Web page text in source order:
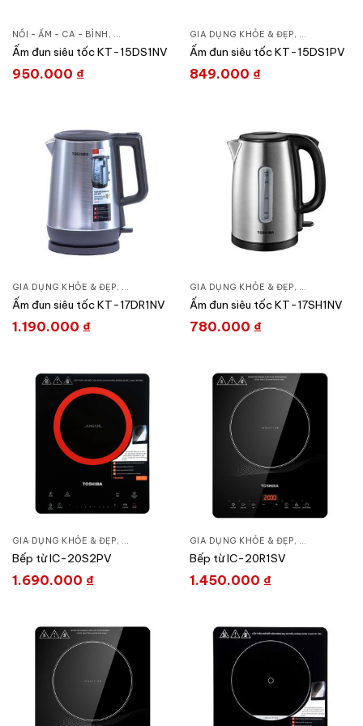
NỒI - ẤM - CA - BÌNH , ẤM - CA - BÌNH ĐUN ,GIA DỤNG KHỎE & ĐẸP
Ấm đun siêu tốc KT-15DS1NV
950.000 ₫
GIA DỤNG KHỎE & ĐẸP, ẤM - CA -
Ấm đun siêu tốc KT-15DS1PV
849.000 ₫
GIA DỤNG KHỎE & ĐẸP, ẤM - CA - BÌNH ĐUN,NỒI - ẤM - CA - BÌNH
Ấm đun siêu tốc KT-17DR1NV
1.190.000 ₫
GIA DỤNG KHỎE & ĐẸP, ẤM - CA -
Ấm đun siêu tốc KT-17SH1NV
780.000 ₫
GIA DỤNG KHỎE & ĐẸP, BẾP TIỆN NGHI ,BẾP TỪ - HỒNG NGOẠI
Bếp từ IC-20S2PV
1.690.000 ₫
GIA DỤNG KHỎE & ĐẸP, BẾP TIỆN
Bếp từ IC-20R1SV
1.450.000 ₫